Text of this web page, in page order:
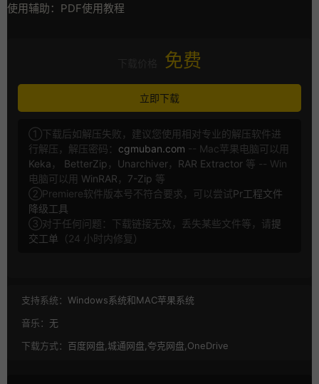
使用辅助：PDF使用教程
免费
立即下载
①下载后如解压失败，建议您使用相对专业的解压软件进
行解压，解压密码： cgmuban.com -- Mac苹果电脑可以用
Keka ， BetterZip ， Unarchiver， RAR Extractor 等 -- Win
电脑可以用 WinRAR ， 7-Zip 等
②Premiere软件版本号不符合要求，可以尝试Pr工程文件
降级工具
③对于任何问题：下载链接无效，丢失某些文件等，请提
交工单 （24 小时内修复）
支持系统： Windows系统和MAC苹果系统
音乐： 无
下载方式： 百度网盘,城通网盘,夸克网盘,OneDrive